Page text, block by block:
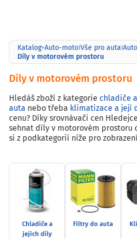
Katalog>Auto-moto|Vše pro auta|
Díly v motorovém prostoru
Díly v motorovém prostoru
Hledáš zboží z kategorie chladiče
auta nebo třeba klimatizace a její
cenu? Díky srovnávači cen
sehnat díly v motorovém prostoru
si z podkategorií níže pro
Chladiče a
jejich díly
Filtry do auta